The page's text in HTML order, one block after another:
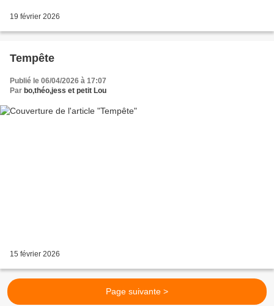
19 février 2026
Tempête
Publié le 06/04/2026 à 17:07
Par bo,théo,jess et petit Lou
15 février 2026
Page suivante >